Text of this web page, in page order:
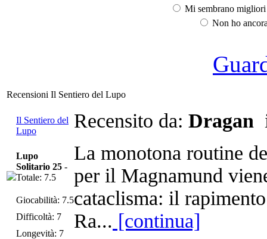
Mi sembrano
Non ho
Recensioni Il Sentiero del Lupo
Il Sentiero del
Lupo
Recensito da: Dragan
La monotona routine
per il Magnamund
cataclisma: il
Ra... [continua]
Lupo
Solitario 25 -
Totale: 7.5
Giocabilità: 7.5
Difficoltà: 7
Longevità: 7